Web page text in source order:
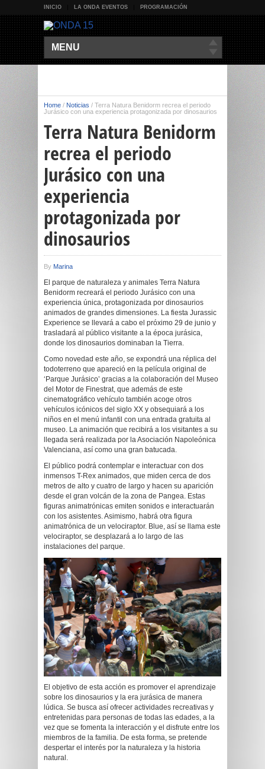
INICIO LA ONDA EVENTOS PROGRAMACIÓN
MENU
Home / Noticias / Terra Natura Benidorm recrea el periodo
Jurásico con una experiencia protagonizada por dinosaurios
Terra Natura Benidorm
recrea el periodo
Jurásico con una
experiencia
protagonizada por
dinosaurios
By Marina
El parque de naturaleza y animales Terra Natura
Benidorm recreará el periodo Jurásico con una
experiencia única, protagonizada por dinosaurios
animados de grandes dimensiones. La fiesta Jurassic
Experience se llevará a cabo el próximo 29 de junio y
trasladará al público visitante a la época jurásica,
donde los dinosaurios dominaban la Tierra.
Como novedad este año, se expondrá una réplica del
todoterreno que apareció en la película original de
‘Parque Jurásico’ gracias a la colaboración del Museo
del Motor de Finestrat, que además de este
cinematográfico vehículo también acoge otros
vehículos icónicos del siglo XX y obsequiará a los
niños en el menú infantil con una entrada gratuita al
museo. La animación que recibirá a los visitantes a su
llegada será realizada por la Asociación Napoleónica
Valenciana, así como una gran batucada.
El público podrá contemplar e interactuar con dos
inmensos T-Rex animados, que miden cerca de dos
metros de alto y cuatro de largo y hacen su aparición
desde el gran volcán de la zona de Pangea. Estas
figuras animatrónicas emiten sonidos e interactuarán
con los asistentes. Asimismo, habrá otra figura
animatrónica de un velociraptor. Blue, así se llama este
velociraptor, se desplazará a lo largo de las
instalaciones del parque.
El objetivo de esta acción es promover el aprendizaje
sobre los dinosaurios y la era jurásica de manera
lúdica. Se busca así ofrecer actividades recreativas y
entretenidas para personas de todas las edades, a la
vez que se fomenta la interacción y el disfrute entre los
miembros de la familia. De esta forma, se pretende
despertar el interés por la naturaleza y la historia
natural.